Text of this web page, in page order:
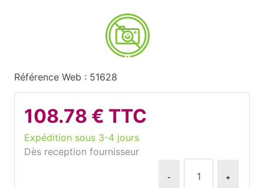
Référence Web : 51628
108.78 € TTC
Expédition sous 3-4 jours
Dès reception fournisseur
- +